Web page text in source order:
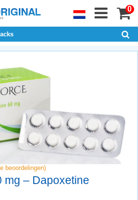
0
beoordelingen)
mg – Dapoxetine